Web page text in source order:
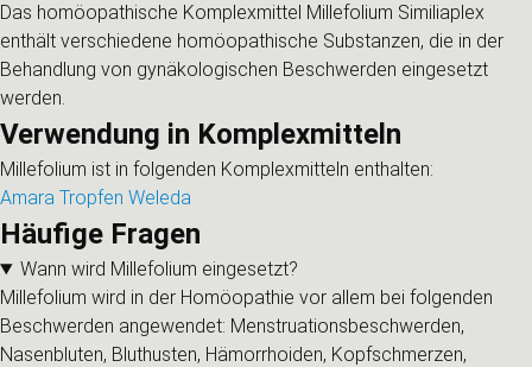
Das homöopathische Komplexmittel Millefolium Similiaplex
enthält verschiedene homöopathische Substanzen, die in der
Behandlung von gynäkologischen Beschwerden eingesetzt
werden.
Verwendung in Komplexmitteln
Millefolium ist in folgenden Komplexmitteln enthalten:
Amara Tropfen Weleda
Häufige Fragen
Wann wird Millefolium eingesetzt?
Millefolium wird in der Homöopathie vor allem bei folgenden
Beschwerden angewendet: Menstruationsbeschwerden,
Nasenbluten, Bluthusten, Hämorrhoiden, Kopfschmerzen,